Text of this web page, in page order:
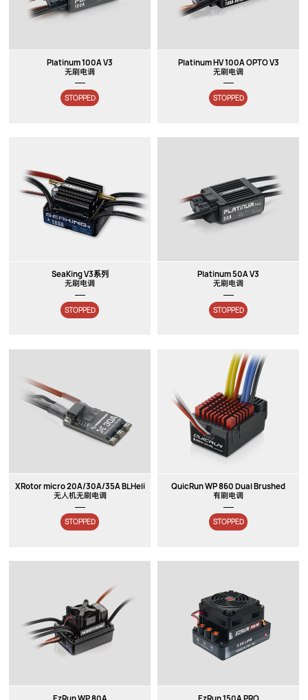
Platinum 100A V3
无刷电调
Platinum HV 100A OPTO V3
无刷电调
SeaKing V3系列
无刷电调
STOPPED
Platinum 50A V3
无刷电调
XRotor micro 20A/30A/35A BLHeli
无人机无刷电调
QuicRun WP 860 Dual Brushed
有刷电调